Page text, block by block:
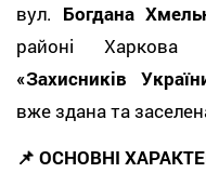
вул. Богдана
районі Харкова
«Захисників
вже здана та
📌 ОСНОВНІ